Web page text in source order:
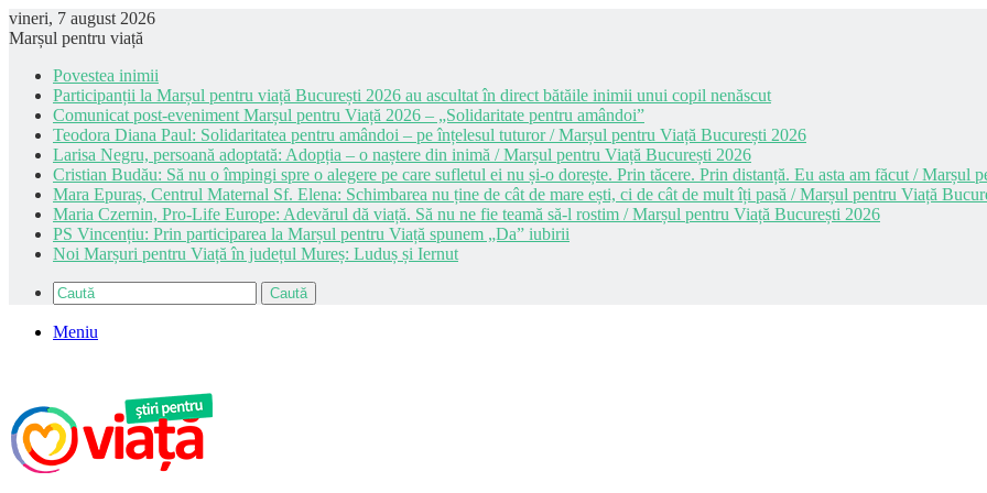
vineri, 7 august 2026
Marșul pentru viață
Povestea inimii
Participanții la Marșul pentru viață București 2026 au ascultat în direct bătăile inimii unui copil nenăscut
Comunicat post-eveniment Marșul pentru Viață 2026 – „Solidaritate pentru amândoi”
Teodora Diana Paul: Solidaritatea pentru amândoi – pe înțelesul tuturor / Marșul pentru Viață București 2026
Larisa Negru, persoană adoptată: Adopția – o naștere din inimă / Marșul pentru Viață București 2026
Cristian Budău: Să nu o împingi spre o alegere pe care sufletul ei nu și-o dorește. Prin tăcere. Prin distanță. Eu asta am făcut / Marșul
Mara Epuraș, Centrul Maternal Sf. Elena: Schimbarea nu ține de cât de mare ești, ci de cât de mult îți pasă / Marșul pentru Viață
Maria Czernin, Pro-Life Europe: Adevărul dă viață. Să nu ne fie teamă să-l rostim / Marșul pentru Viață București 2026
PS Vincențiu: Prin participarea la Marșul pentru Viață spunem „Da” iubirii
Noi Marșuri pentru Viață în județul Mureș: Luduș și Iernut
Caută
Meniu